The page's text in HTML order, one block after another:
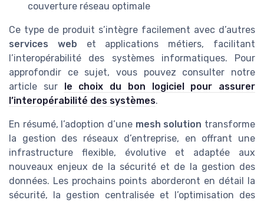
couverture réseau optimale
Ce type de produit s’intègre facilement avec d’autres
services web et applications métiers, facilitant
l’interopérabilité des systèmes informatiques. Pour
approfondir ce sujet, vous pouvez consulter notre
article sur le choix du bon logiciel pour assurer
l’interopérabilité des systèmes.
En résumé, l’adoption d’une mesh solution transforme
la gestion des réseaux d’entreprise, en offrant une
infrastructure flexible, évolutive et adaptée aux
nouveaux enjeux de la sécurité et de la gestion des
données. Les prochains points aborderont en détail la
sécurité, la gestion centralisée et l’optimisation des